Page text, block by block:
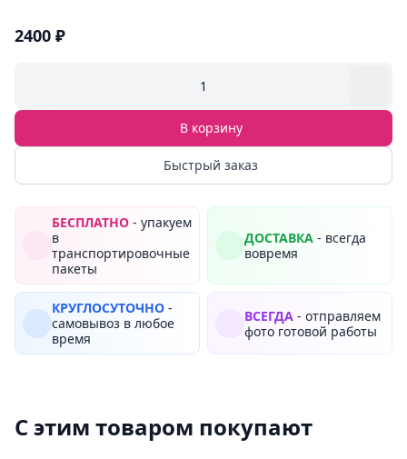
2400 ₽
1
В корзину
Быстрый заказ
БЕСПЛАТНО - упакуем
в
транспортировочные
пакеты
ДОСТАВКА - всегда
вовремя
КРУГЛОСУТОЧНО -
самовывоз в любое
время
ВСЕГДА - отправляем
фото готовой работы
С этим товаром покупают